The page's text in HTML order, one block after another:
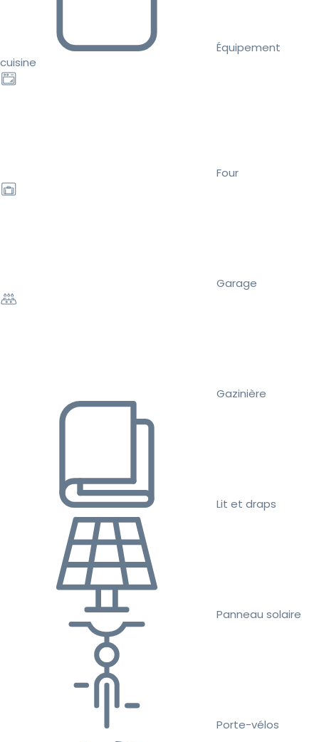
Équipement
cuisine
Four
Garage
Gazinière
Lit et draps
Panneau solaire
Porte-vélos